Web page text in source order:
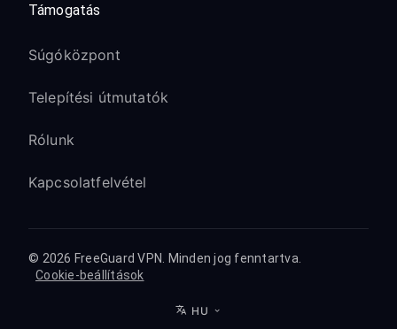
Támogatás
Súgóközpont
Telepítési útmutatók
Rólunk
Kapcsolatfelvétel
© 2026 FreeGuard VPN. Minden jog fenntartva.
Cookie-beállítások
HU